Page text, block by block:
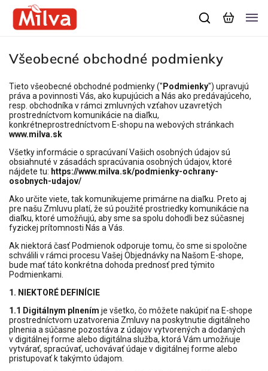
Všeobecné obchodné podmienky
Tieto všeobecné obchodné podmienky (" Podmienky") upravujú
práva a povinnosti Vás, ako kupujúcich a Nás ako predávajúceho,
resp. obchodníka v rámci zmluvných vzťahov uzavretých
prostredníctvom komunikácie na diaľku,
konkrétneprostredníctvom E-shopu na webových stránkach
www.milva.sk
Všetky informácie o spracúvaní Vašich osobných údajov sú
obsiahnuté v zásadách spracúvania osobných údajov, ktoré
nájdete tu: https://www.milva.sk/podmienky-ochrany-
osobnych-udajov/
Ako určite viete, tak komunikujeme primárne na diaľku. Preto aj
pre našu Zmluvu platí, že sú použité prostriedky komunikácie na
diaľku, ktoré umožňujú, aby sme sa spolu dohodli bez súčasnej
fyzickej prítomnosti Nás a Vás.
Ak niektorá časť Podmienok odporuje tomu, čo sme si spoločne
schválili v rámci procesu Vašej Objednávky na Našom E-shope,
bude mať táto konkrétna dohoda prednosť pred týmito
Podmienkami.
1. NIEKTORÉ DEFINÍCIE
1.1 Digitálnym plnením je všetko, čo môžete nakúpiť na E-shope
prostredníctvom uzatvorenia Zmluvy na poskytnutie digitálneho
plnenia a súčasne pozostáva z údajov vytvorených a dodaných
v digitálnej forme alebo digitálna služba, ktorá Vám umožňuje
vytvárať, spracúvať, uchovávať údaje v digitálnej forme alebo
pristupovať k takýmto údajom.